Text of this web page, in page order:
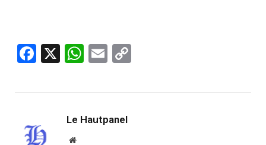
Facebook
X WhatsApp
Email
Le Hautpanel
Website